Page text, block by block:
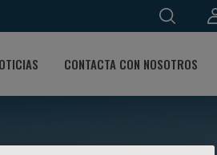
CONTACTA CON NOSOTROS